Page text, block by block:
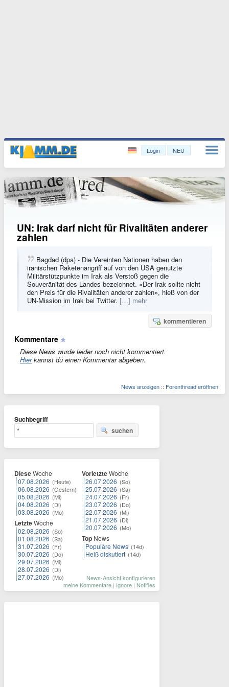
Login NEU
UN: Irak darf nicht für Rivalitäten anderer
zahlen
Bagdad (dpa) - Die Vereinten Nationen haben den
iranischen Raketenangriff auf von den USA genutzte
Militärstützpunkte im Irak als Verstoß gegen die
Souveränität des Landes bezeichnet. «Der Irak sollte nicht
den Preis für die Rivalitäten anderer zahlen», hieß von der
UN-Mission im Irak bei Twitter. […] mehr
kommentieren
Kommentare
Diese News wurde leider noch nicht kommentiert.
Hierkannst du einen Kommentar abgeben.
News anzeigen :: Forenthread eröffnen
Suchbegriff
suchen
DieseWoche
07.08.2026 (Heute)
06.08.2026 (Gestern)
05.08.2026 (Mi)
04.08.2026 (Di)
03.08.2026 (Mo)
LetzteWoche
02.08.2026 (So)
01.08.2026 (Sa)
31.07.2026 (Fr)
30.07.2026 (Do)
29.07.2026 (Mi)
28.07.2026 (Di)
27.07.2026 (Mo)
VorletzteWoche
26.07.2026 (So)
25.07.2026 (Sa)
24.07.2026 (Fr)
23.07.2026 (Do)
22.07.2026 (Mi)
21.07.2026 (Di)
20.07.2026 (Mo)
Top News
Populäre News (14d)
Heiß diskutiert (14d)
News-Ansicht konfigurieren
meine Kommentare | Ignore | Notifies